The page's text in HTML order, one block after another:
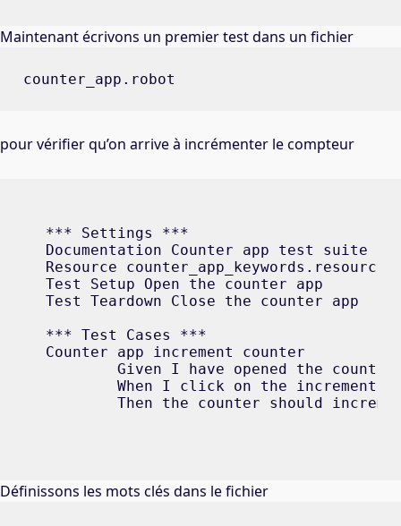
Maintenant écrivons un premier test dans un fichier
counter_app.robot
pour vérifier qu’on arrive à incrémenter le compteur
*** Settings ***
Documentation Counter app test suite
Resource counter_app_keywords.resource
Test Setup Open the counter app
Test Teardown Close the counter app
*** Test Cases ***
Counter app increment counter
	Given I have opened the counter app
	When I click on the increment button 6
Then the counter should
Définissons les mots clés dans le fichier